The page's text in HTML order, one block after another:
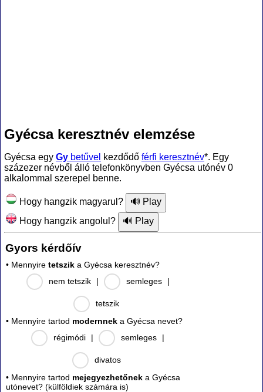
Gyécsa keresztnév elemzése
Gyécsa egy Gy betűvel kezdődő férfi keresztnév*. Egy
százezer névből álló telefonkönyvben Gyécsa utónév 0
alkalommal szerepel benne.
Hogy hangzik magyarul?
Hogy hangzik angolul?
Gyors kérdőív
• Mennyire tetszik a Gyécsa keresztnév?
nem tetszik
| semleges |
tetszik
• Mennyire tartod modernnek a Gyécsa nevet?
régimódi
| semleges |
divatos
• Mennyire tartod mejegyezhetőnek a Gyécsa
utónevet? (külföldiek számára is)